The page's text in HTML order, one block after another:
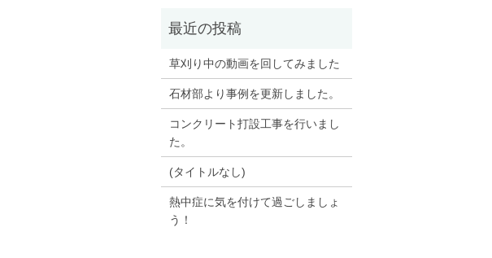
草刈り中の動画を回してみました
石材部より事例を更新しました。
コンクリート打設工事を行いまし
た。
(タイトルなし)
熱中症に気を付けて過ごしましょ
う！